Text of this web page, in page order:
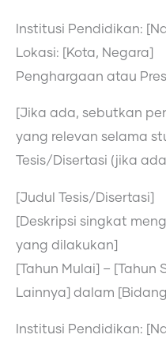
Institusi Pendidikan:
Lokasi: [Kota, Negara]
Penghargaan atau
[Jika ada, sebutkan
yang relevan selama
Tesis/Disertasi (jika
[Judul Tesis/Disertasi]
[Deskripsi singkat
yang dilakukan]
[Tahun Mulai] – [Tahun
Lainnya] dalam
Institusi Pendidikan: